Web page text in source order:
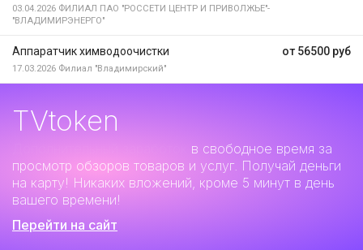
03.04.2026 ФИЛИАЛ ПАО "РОССЕТИ ЦЕНТР И ПРИВОЛЖЬЕ"-
"ВЛАДИМИРЭНЕРГО"
от 56500 руб
Аппаратчик химводоочистки
17.03.2026 Филиал "Владимирский"
TVtoken
в свободное время за
просмотр обзоров товаров и услуг. Получай деньги
на карту! Никаких вложений, кроме 5 минут в день
вашего времени!
Перейти на сайт